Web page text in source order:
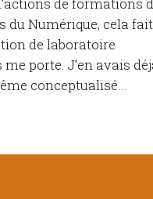
du Numérique, cela
de laboratoire
me porte. J’en avais
conceptualisé...